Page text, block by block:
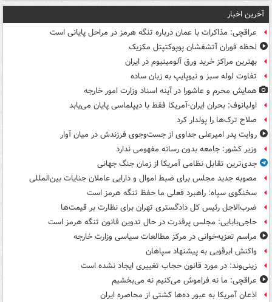
آخرین اخبار
عراقچی: مذاکرات با عمان درباره تنگه هرمز در مراحل پایانی است
لحظه فوران آتشفشان پوپوکتپتل مکزیک
بهترین مراکز خرید ورق آلومینیوم در ایران
تفاوت لوله سبز و نیوپایپ به زبان ساده
همایش محرم و عاشورا در آینه اسناد وزارت امور خارجه
اولیانوف: بحران ایران-آمریکا فقط با دیپلماسی پایان می‌یابد
صلاح ترک‌ها را پولدار کرد
روایت پدر امیرعلی جداوی از جست‌وجوی فرزندش در میان آوار
وزیر کشور: جامعه بدون رسانه مفهومی ندارد
جدی‌ترین تقابل نظامی آمریکا از زمان جنگ جهانی
مصوبه جدید مجلس برای ضبط اموال و دارایی عاملان جنایات بین‌المللی
سخنگوی سپاه: راهبرد فعلی ما حفظ تنگه هرمز است
ضرب‌الاجل رئیس کل دادگستری تهران برای نظارت بر قیمت‌ها
حاجی‌بابایی: مجلس پرقدرت در حال تدوین قانون تنگه هرمز است
مراسم تعزیه‌خوانی در مرکز مطالعات سیاسی وزارت خارجه
واکنش ابرقویی به پیشنهاد سپاهان
زینی‌وند: در مورد قانون حجاب تغییری ایجاد نشده است
عراقچی: ما نه فراموش می‌کنیم نه می‌بخشیم
اذعان آمریکا به عبور ده‌ها کشتی از محاصره ایران